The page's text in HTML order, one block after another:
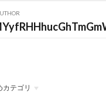
カテゴリ
初心者
語